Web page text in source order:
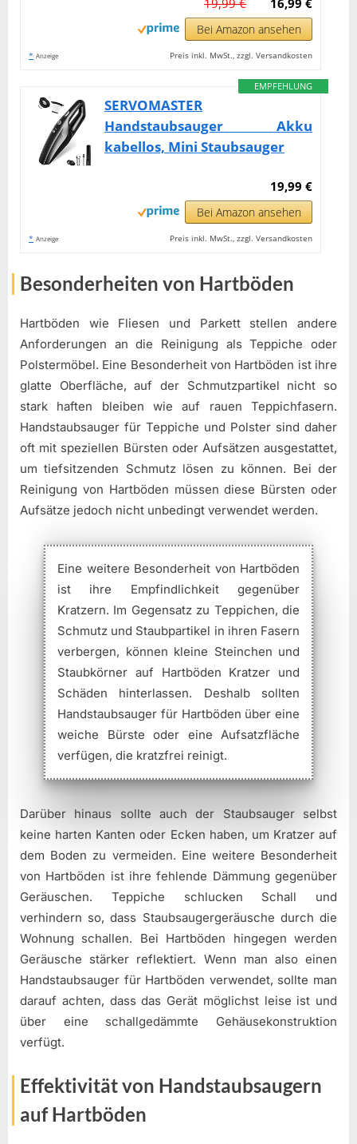
Bei Amazon ansehen
* Anzeige Preis inkl. MwSt., zzgl. Versandkosten
EMPFEHLUNG
SERVOMASTER
Handstaubsauger Akku
kabellos, Mini Staubsauger
19,99 €
Bei Amazon ansehen
* Anzeige Preis inkl. MwSt., zzgl. Versandkosten
Besonderheiten von Hartböden
Hartböden wie Fliesen und Parkett stellen andere
Anforderungen an die Reinigung als Teppiche oder
Polstermöbel. Eine Besonderheit von Hartböden ist ihre
glatte Oberfläche, auf der Schmutzpartikel nicht so
stark haften bleiben wie auf rauen Teppichfasern.
Handstaubsauger für Teppiche und Polster sind daher
oft mit speziellen Bürsten oder Aufsätzen ausgestattet,
um tiefsitzenden Schmutz lösen zu können. Bei der
Reinigung von Hartböden müssen diese Bürsten oder
Aufsätze jedoch nicht unbedingt verwendet werden.
Eine weitere Besonderheit von Hartböden
ist ihre Empfindlichkeit gegenüber
Kratzern. Im Gegensatz zu Teppichen, die
Schmutz und Staubpartikel in ihren Fasern
verbergen, können kleine Steinchen und
Staubkörner auf Hartböden Kratzer und
Schäden hinterlassen. Deshalb sollten
Handstaubsauger für Hartböden über eine
weiche Bürste oder eine Aufsatzfläche
verfügen, die kratzfrei reinigt.
Darüber hinaus sollte auch der Staubsauger selbst
keine harten Kanten oder Ecken haben, um Kratzer auf
dem Boden zu vermeiden. Eine weitere Besonderheit
von Hartböden ist ihre fehlende Dämmung gegenüber
Geräuschen. Teppiche schlucken Schall und
verhindern so, dass Staubsaugergeräusche durch die
Wohnung schallen. Bei Hartböden hingegen werden
Geräusche stärker reflektiert. Wenn man also einen
Handstaubsauger für Hartböden verwendet, sollte man
darauf achten, dass das Gerät möglichst leise ist und
über eine schallgedämmte Gehäusekonstruktion
verfügt.
Effektivität von Handstaubsaugern
auf Hartböden